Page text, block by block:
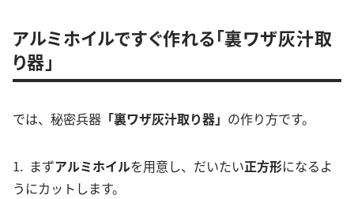
アルミホイルですぐ作れる「裏ワザ灰汁取
り器」
では、秘密兵器 「裏ワザ灰汁取り器」 の作り方です。
1. まずアルミホイルを用意し、だいたい正方形になるよ
うにカットします。